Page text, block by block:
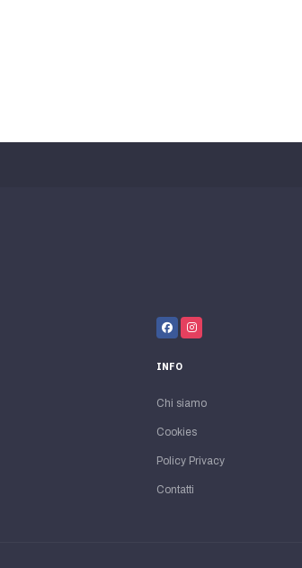
INFO
Chi siamo
Cookies
Policy Privacy
Contatti